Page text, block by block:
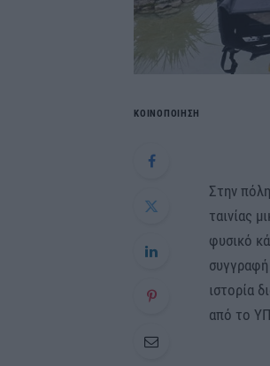
ΚΟΙΝΟΠΟΙΗΣΗ
Στην
ταινίας
φυσικό
ιστορία
από το